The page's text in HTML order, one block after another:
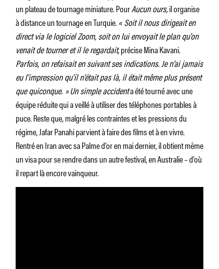
un plateau de tournage miniature. PourAucun ours,il organise
à distance un tournage en Turquie. « Soit il nous dirigeait en
direct via le logiciel Zoom, soit on lui envoyait le plan qu’on
venait de tourner et il le regardait,précise Mina Kavani.
Parfois, on refaisait en suivant ses indications. Je n’ai jamais
eu l’impression qu’il n’était pas là, il était même plus présent
que quiconque. »Un simple accidenta été tourné avec une
équipe réduite qui a veillé à utiliser des téléphones portables à
puce. Reste que, malgré les contraintes et les pressions du
régime, Jafar Panahi parvient à faire des films et à en vivre.
Rentré en Iran avec sa Palme d’or en mai dernier, il obtient même
un visa pour se rendre dans un autre festival, en Australie – d’où
il repart là encore vainqueur.